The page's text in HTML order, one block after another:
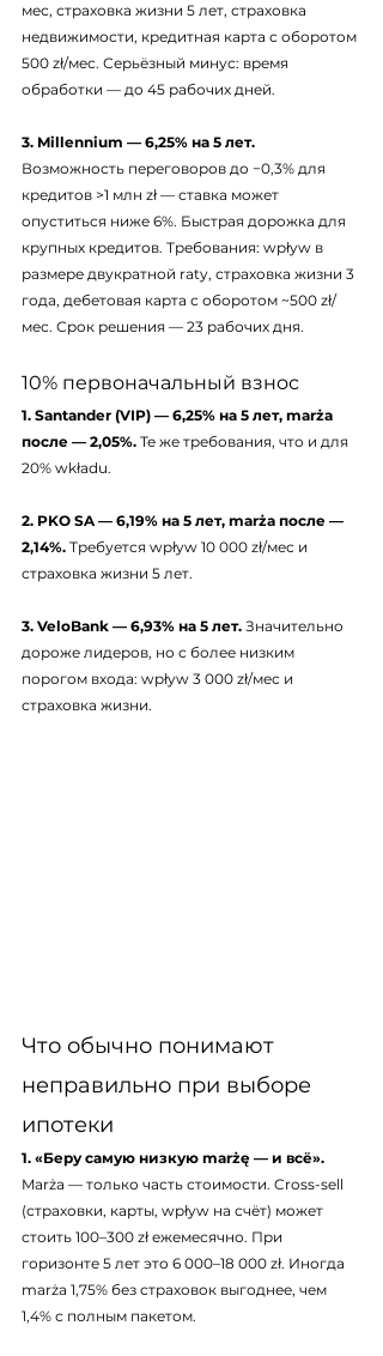
мес, страховка жизни 5 лет, страховка
недвижимости, кредитная карта с оборотом
500 zł/мес. Серьёзный минус: время
обработки — до 45 рабочих дней.
3. Millennium — 6,25% на 5 лет.
Возможность переговоров до −0,3% для
кредитов >1 млн zł — ставка может
опуститься ниже 6%. Быстрая дорожка для
крупных кредитов. Требования: wpływ в
размере двукратной raty, страховка жизни 3
года, дебетовая карта с оборотом ~500 zł/
мес. Срок решения — 23 рабочих дня.
10% первоначальный взнос
1. Santander (VIP) — 6,25% на 5 лет, marża
после — 2,05%. Те же требования, что и для
20% wkładu.
2. PKO SA — 6,19% на 5 лет, marża после —
2,14%. Требуется wpływ 10 000 zł/мес и
страховка жизни 5 лет.
3. VeloBank — 6,93% на 5 лет. Значительно
дороже лидеров, но с более низким
порогом входа: wpływ 3 000 zł/мес и
страховка жизни.
Что обычно понимают
неправильно при выборе
ипотеки
1. «Беру самую низкую marżę — и всё».
Marża — только часть стоимости. Cross-sell
(страховки, карты, wpływ на счёт) может
стоить 100–300 zł ежемесячно. При
горизонте 5 лет это 6 000–18 000 zł. Иногда
marża 1,75% без страховок выгоднее, чем
1,4% с полным пакетом.